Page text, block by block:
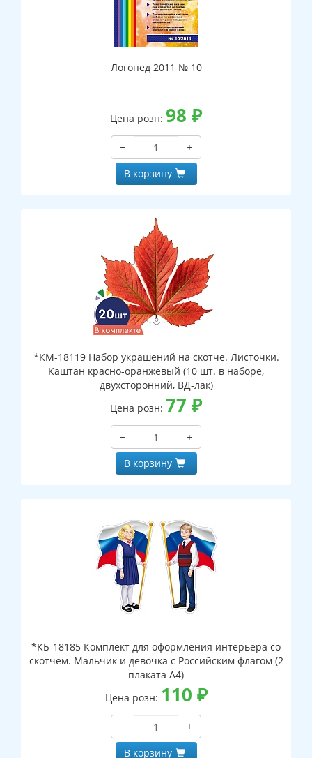
Логопед 2011 № 10
Цена розн: 98 ₽
−
+
В корзину
*КМ-18119 Набор украшений на скотче. Листочки.
Каштан красно-оранжевый (10 шт. в наборе,
двухсторонний, ВД-лак)
Цена розн: 77 ₽
−
+
В корзину
*КБ-18185 Комплект для оформления интерьера со
скотчем. Мальчик и девочка с Российским флагом (2
плаката А4)
Цена розн: 110 ₽
−
+
В корзину